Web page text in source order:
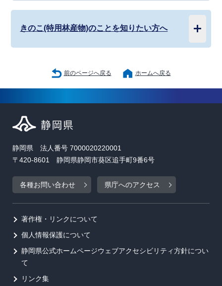
きのこ(特用林産物)のことを知りたい方へ
前のページへ戻る ホームへ戻る
静岡県 法人番号 7000020220001
〒420-8601 静岡県静岡市葵区追手町9番6号
各種お問い合わせ 県庁へのアクセス
著作権・リンクについて
個人情報保護について
静岡県公式ホームページウェブアクセシビリティ方針につい
て
リンク集